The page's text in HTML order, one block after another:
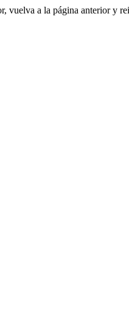
vuelva a la página anterior y